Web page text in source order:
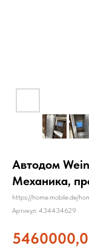
Автодом
Механика,
https://home.mobile.de/
Артикул: 434434629